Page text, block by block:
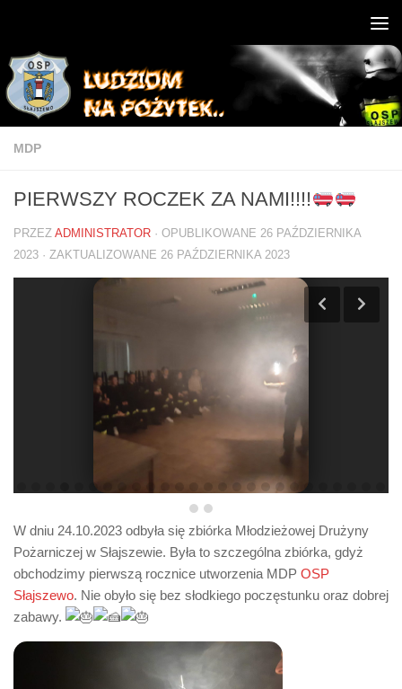
MDP
PIERWSZY ROCZEK ZA NAMI!!!!
PRZEZ ADMINISTRATOR · OPUBLIKOWANE 26 PAŹDZIERNIKA
2023 · ZAKTUALIZOWANE 26 PAŹDZIERNIKA 2023
W dniu 24.10.2023 odbyła się zbiórka Młodzieżowej Drużyny
Pożarniczej w Słajszewie. Była to szczególna zbiórka, gdyż
obchodzimy pierwszą rocznice utworzenia MDP OSP
Słajszewo. Nie obyło się bez słodkiego poczęstunku oraz dobrej
zabawy.